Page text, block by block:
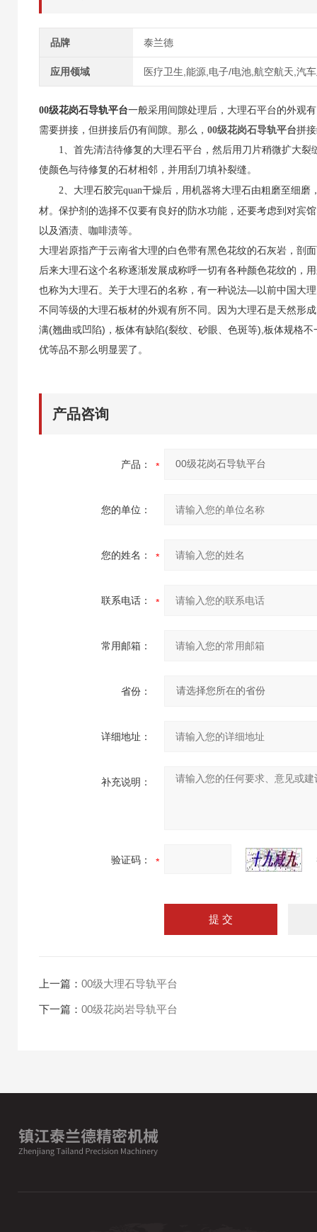
品牌 泰兰德
应用领域 医疗卫生,能源,电子/电池,航空航天,汽
00级花岗石导轨平台一般采用间隙处理后，大理石平台的外观
需要拼接，但拼接后仍有间隙。那么， 00级花岗石导轨平台拼
1、首先清洁待修复的大理石平台，然后用刀片稍微扩大裂
使颜色与待修复的石材相邻，并用刮刀填补裂缝。
2、大理石胶完quan干燥后，用机器将大理石由粗磨至细磨
材。保护剂的选择不仅要有良好的防水功能，还要考虑到对宾
以及酒渍、咖啡渍等。
大理岩原指产于云南省大理的白色带有黑色花纹的石灰岩，剖
后来大理石这个名称逐渐发展成称呼一切有各种颜色花纹的，
也称为大理石。关于大理石的名称，有一种说法—以前中国大
不同等级的大理石板材的外观有所不同。因为大理石是天然形
满(翘曲或凹陷)，板体有缺陷(裂纹、砂眼、色斑等),板体规格
优等品不那么明显罢了。
产品咨询
产品：
您的单位：
您的姓名：
联系电话：
常用邮箱：
省份：
详细地址：
补充说明：
验证码：
上一篇： 00级大理石导轨平台
下一篇： 00级花岗岩导轨平台